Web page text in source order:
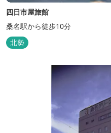
四日市屋旅館
桑名駅から徒歩10分
北勢